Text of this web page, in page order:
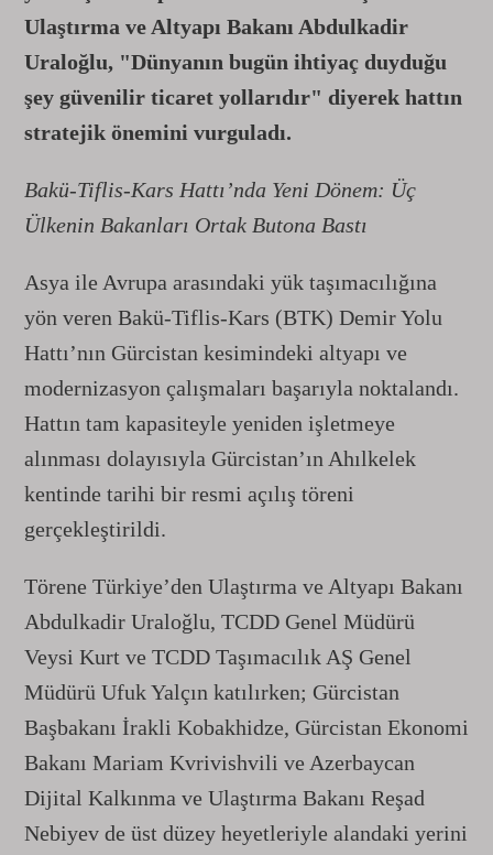
Ulaştırma ve Altyapı Bakanı Abdulkadir
Uraloğlu, "Dünyanın bugün ihtiyaç duyduğu
şey güvenilir ticaret yollarıdır" diyerek hattın
stratejik önemini vurguladı.
Bakü-Tiflis-Kars Hattı’nda Yeni Dönem: Üç
Ülkenin Bakanları Ortak Butona Bastı
Asya ile Avrupa arasındaki yük taşımacılığına
yön veren Bakü-Tiflis-Kars (BTK) Demir Yolu
Hattı’nın Gürcistan kesimindeki altyapı ve
modernizasyon çalışmaları başarıyla noktalandı.
Hattın tam kapasiteyle yeniden işletmeye
alınması dolayısıyla Gürcistan’ın Ahılkelek
kentinde tarihi bir resmi açılış töreni
gerçekleştirildi.
Törene Türkiye’den Ulaştırma ve Altyapı Bakanı
Abdulkadir Uraloğlu, TCDD Genel Müdürü
Veysi Kurt ve TCDD Taşımacılık AŞ Genel
Müdürü Ufuk Yalçın katılırken; Gürcistan
Başbakanı İrakli Kobakhidze, Gürcistan Ekonomi
Bakanı Mariam Kvrivishvili ve Azerbaycan
Dijital Kalkınma ve Ulaştırma Bakanı Reşad
Nebiyev de üst düzey heyetleriyle alandaki yerini